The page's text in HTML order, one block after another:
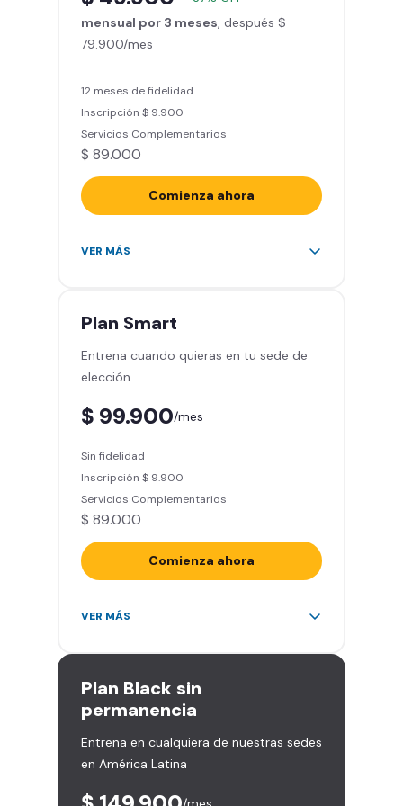
Clases grupales con profesores*
(Sujeto a disponibilidad de salón
Acceso a todas las áreas de la
sede
mensual por 3 meses , después $
79.900/mes
12 meses de fidelidad
Inscripción $ 9.900
Servicios Complementarios
$ 89.000
Comienza ahora
Acceso ilimitado a más de 2.000
Smart Spa (Relájate en los sillones
de masajes)
Descuentos especiales en marcas
Smart Fit App (Tu plan de
Clases grupales con profesores*
(Sujeto a disponibilidad de salón
en cada sede)
Acceso a todas las áreas de la
VER MÁS
Plan Smart
Entrena cuando quieras en tu sede de
elección
$ 99.900/mes
Sin fidelidad
Inscripción $ 9.900
Servicios Complementarios
$ 89.000
Comienza ahora
Acceso ilimitado a más de 2.000
Derecho a traer un invitado 5
Smart Spa (Relájate en los sillones
de masajes)
Descuentos especiales en marcas
aliadas
VER MÁS
Plan Black sin
permanencia
Entrena en cualquiera de nuestras sedes
en América Latina